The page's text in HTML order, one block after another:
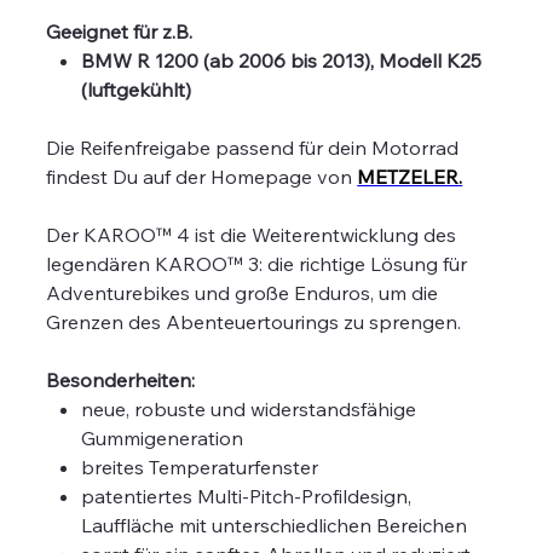
Geeignet für z.B.
BMW R 1200 (ab 2006 bis 2013), Modell K25
(luftgekühlt)
Die Reifenfreigabe passend für dein Motorrad
findest Du auf der Homepage von METZELER.
Der KAROO™ 4 ist die Weiterentwicklung des
legendären KAROO™ 3: die richtige Lösung für
Adventurebikes und große Enduros, um die
Grenzen des Abenteuertourings zu sprengen.
Besonderheiten:
neue, robuste und widerstandsfähige
Gummigeneration
breites Temperaturfenster
patentiertes Multi-Pitch-Profildesign,
Lauffläche mit unterschiedlichen Bereichen